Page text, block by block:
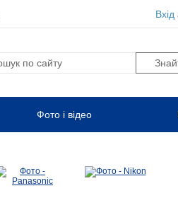
Вхід
Фото і відео